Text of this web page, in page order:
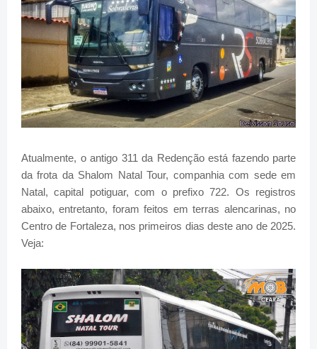
Atualmente, o antigo 311 da Redenção está fazendo parte
da frota da Shalom Natal Tour, companhia com sede em
Natal, capital potiguar, com o prefixo 722. Os registros
abaixo, entretanto, foram feitos em terras alencarinas, no
Centro de Fortaleza, nos primeiros dias deste ano de 2025.
Veja: